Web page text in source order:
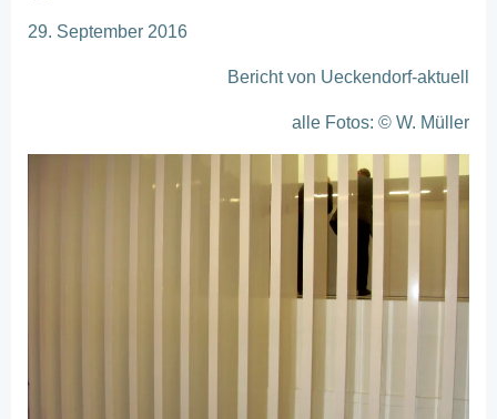
29. September 2016
Bericht von Ueckendorf-aktuell
alle Fotos: © W. Müller